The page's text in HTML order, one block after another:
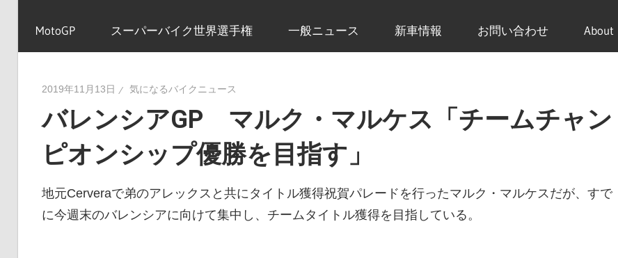
イ
ニ
ュ
MotoGP スーパーバイク世界選手権 一般ニュース 新車情報 お問い合わせ About
2019年11月13日 気になるバイクニュース
バレンシアGP マルク・マルケス「チームチャン
ピオンシップ優勝を目指す」
地元Cerveraで弟のアレックスと共にタイトル獲得祝賀パレードを行ったマルク・マルケスだが、すで
に今週末のバレンシアに向けて集中し、チームタイトル獲得を目指している。